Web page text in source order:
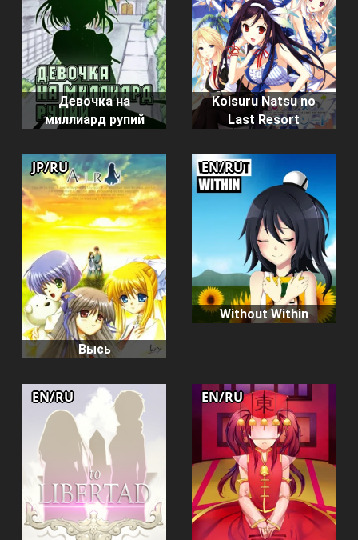
Девочка на
миллиард рупий
Koisuru Natsu no
Last Resort
Высь
JP/RU
Without Within
EN/RU
EN/RU EN/RU